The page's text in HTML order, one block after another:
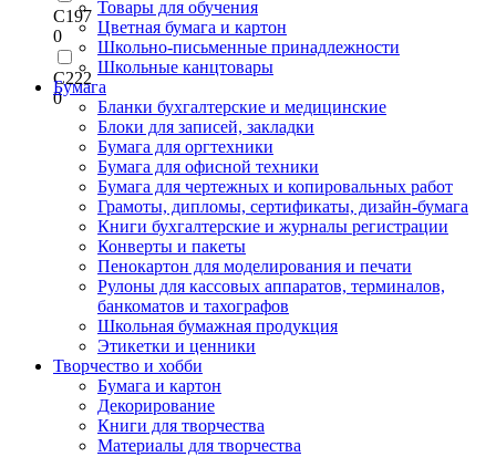
С197
0
С222
0
Товары для обучения
Цветная бумага и картон
Школьно-письменные принадлежности
Школьные канцтовары
Бумага
Бланки бухгалтерские и медицинские
Блоки для записей, закладки
Бумага для оргтехники
Бумага для офисной техники
Бумага для чертежных и копировальных работ
Грамоты, дипломы, сертификаты, дизайн-бумага
Книги бухгалтерские и журналы регистрации
Конверты и пакеты
Пенокартон для моделирования и печати
Рулоны для кассовых аппаратов, терминалов,
банкоматов и тахографов
Школьная бумажная продукция
Этикетки и ценники
Творчество и хобби
Бумага и картон
Декорирование
Книги для творчества
Материалы для творчества